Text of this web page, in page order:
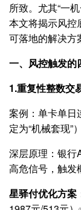
所致。尤其“一
本文将揭示风控
可落地的解决方
一、风控触发的
1.重复性整数
案例：单卡单日
定为“机械套现”）
深层原理：银行
高危信号，触发
星驿付优化方案